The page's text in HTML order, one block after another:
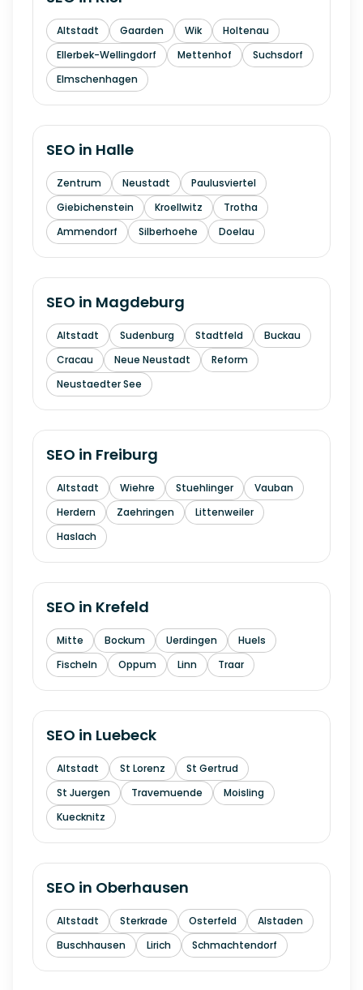
Altstadt Gaarden Wik
Holtenau
Ellerbek-Wellingdorf
Mettenhof
Suchsdorf
Elmschenhagen
SEO in Halle
Zentrum Neustadt
Paulusviertel
Giebichenstein
Kroellwitz
Trotha
Ammendorf
Silberhoehe Doelau
SEO in Magdeburg
Altstadt Sudenburg Stadtfeld
Buckau
Cracau
Neue Neustadt
Reform
Neustaedter See
SEO in Freiburg
Altstadt Wiehre Stuehlinger
Vauban
Herdern
Zaehringen
Littenweiler
Haslach
SEO in Krefeld
Mitte Bockum Uerdingen
Huels
Fischeln
Oppum Linn Traar
SEO in Luebeck
Altstadt St Lorenz
St Gertrud
St Juergen
Travemuende
Moisling
Kuecknitz
SEO in Oberhausen
Altstadt Sterkrade Osterfeld
Alstaden
Buschhausen
Lirich Schmachtendorf